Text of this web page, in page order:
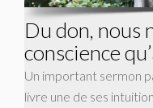
Du don, nous
conscience
Un important sermon
livre une de ses